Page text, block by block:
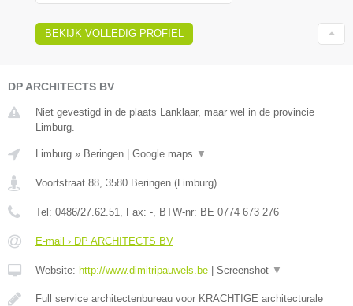
BEKIJK VOLLEDIG PROFIEL
DP ARCHITECTS BV
Niet gevestigd in de plaats Lanklaar, maar wel in de provincie
Limburg.
Limburg » Beringen Google maps ▼
Voortstraat 88, 3580 Beringen (Limburg)
Tel: 0486/27.62.51, Fax: -, BTW-nr: BE 0774 673 276
E-mail › DP ARCHITECTS BV
Website: http://www.dimitripauwels.be Screenshot ▼
Full service architectenbureau voor KRACHTIGE architecturale